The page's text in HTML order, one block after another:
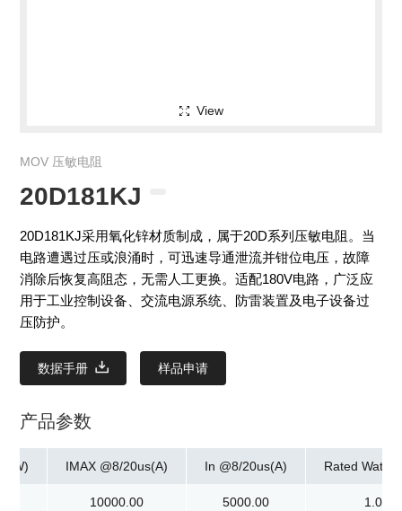
View
MOV 压敏电阻
20D181KJ
20D181KJ采用氧化锌材质制成，属于20D系列压敏电阻。当
电路遭遇过压或浪涌时，可迅速导通泄流并钳位电压，故障
消除后恢复高阻态，无需人工更换。适配180V电路，广泛应
用于工业控制设备、交流电源系统、防雷装置及电子设备过
压防护。
数据手册 样品申请
产品参数
IMAX @8/20us(A)
10000.00
In @8/20us(A)
5000.00
Rated
1.00